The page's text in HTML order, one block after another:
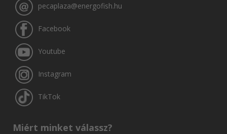
pecaplaza@energofish.hu
Facebook
Youtube
Instagram
TikTok
Miért minket válassz?